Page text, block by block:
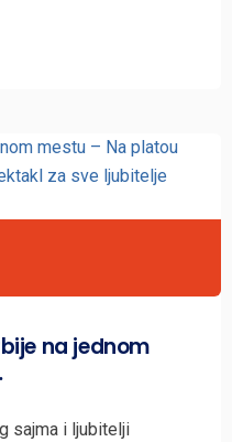
na jednom
sajma i ljubitelji